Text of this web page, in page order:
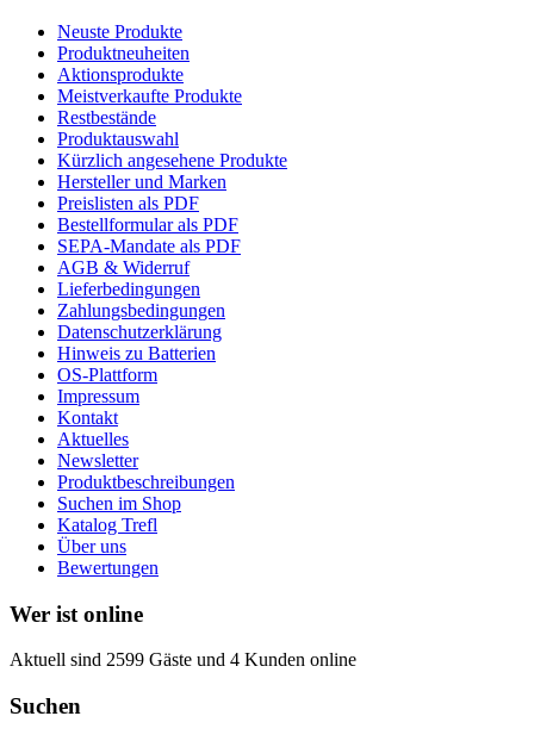
Neuste Produkte
Produktneuheiten
Aktionsprodukte
Meistverkaufte Produkte
Restbestände
Produktauswahl
Kürzlich angesehene Produkte
Hersteller und Marken
Preislisten als PDF
Bestellformular als PDF
SEPA-Mandate als PDF
AGB & Widerruf
Lieferbedingungen
Zahlungsbedingungen
Datenschutzerklärung
Hinweis zu Batterien
OS-Plattform
Impressum
Kontakt
Aktuelles
Newsletter
Produktbeschreibungen
Suchen im Shop
Katalog Trefl
Über uns
Bewertungen
Wer ist online
Aktuell sind 2599 Gäste und 4 Kunden online
Suchen